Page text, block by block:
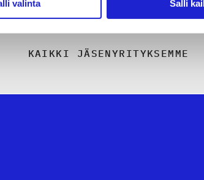
valinta Salli
KAIKKI JÄSENYRITYKSEMME